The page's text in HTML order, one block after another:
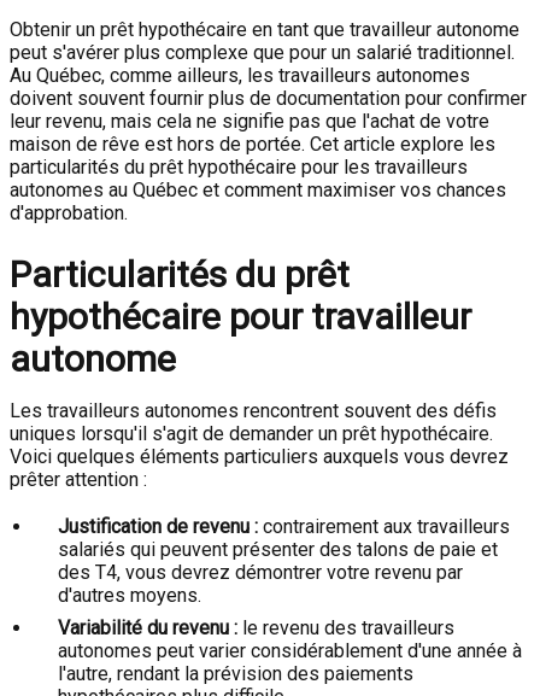
Obtenir un prêt hypothécaire en tant que travailleur autonome
peut s'avérer plus complexe que pour un salarié traditionnel.
Au Québec, comme ailleurs, les travailleurs autonomes
doivent souvent fournir plus de documentation pour confirmer
leur revenu, mais cela ne signifie pas que l'achat de votre
maison de rêve est hors de portée. Cet article explore les
particularités du prêt hypothécaire pour les travailleurs
autonomes au Québec et comment maximiser vos chances
d'approbation.
Particularités du prêt
hypothécaire pour travailleur
autonome
Les travailleurs autonomes rencontrent souvent des défis
uniques lorsqu'il s'agit de demander un prêt hypothécaire.
Voici quelques éléments particuliers auxquels vous devrez
prêter attention :
Justification de revenu : contrairement aux travailleurs
salariés qui peuvent présenter des talons de paie et
des T4, vous devrez démontrer votre revenu par
d'autres moyens.
Variabilité du revenu : le revenu des travailleurs
autonomes peut varier considérablement d'une année à
l'autre, rendant la prévision des paiements